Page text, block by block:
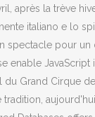
après la trève
italiano e lo
pour
enable
Grand